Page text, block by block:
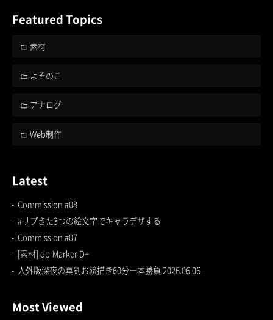
Featured Topics
素材
よそのこ
アナログ
Web制作
Latest
Commission #08
#リプきた3つの絵文字でキャラデザする
Commission #07
[素材] dp-Marker D+
人外版深夜の真剣お絵描き60分一本勝負 2026.06.06
Most Viewed